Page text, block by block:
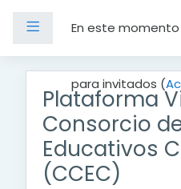
Panel lateral
En este
para invitados (
Plataforma
Consorcio
Educativos
(CCEC)